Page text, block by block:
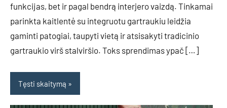
funkcijas, bet ir pagal bendrą interjero vaizdą. Tinkamai
parinkta kaitlentė su integruotu gartraukiu leidžia
gaminti patogiai, taupyti vietą ir atsisakyti tradicinio
gartraukio virš stalviršio. Toks sprendimas ypač […]
Tęsti skaitymą